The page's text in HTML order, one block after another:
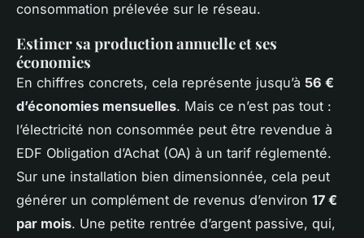
consommation prélevée sur le réseau.
Estimer sa production annuelle et ses
économies
En chiffres concrets, cela représente jusqu’à 56 €
d’économies mensuelles. Mais ce n’est pas tout :
l’électricité non consommée peut être revendue à
EDF Obligation d’Achat (OA) à un tarif réglementé.
Sur une installation bien dimensionnée, cela peut
générer un complément de revenus d’environ 17 €
par mois. Une petite rentrée d’argent passive, qui,